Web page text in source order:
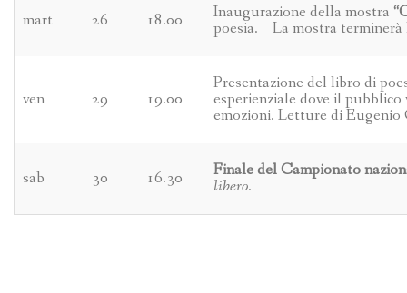
mart 26 18.00 Inaugurazione della mostra
poesia. La mostra
ven 29 19.00
Presentazione del libro di
esperienziale dove il
emozioni. Letture di
sab 30 16.30 Finale del Campionato
libero.